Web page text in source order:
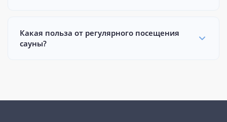
Какая польза от регулярного посещения
сауны?